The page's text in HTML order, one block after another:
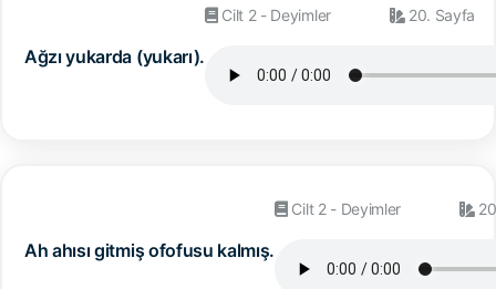
Ağzı yukarda (yukarı).
Cilt 2 - Deyimler 20. Sayfa
Ah ahısı gitmiş ofofusu kalmış.
Cilt 2 - Deyimler